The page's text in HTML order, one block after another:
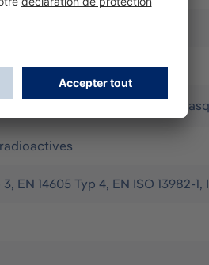
(portés à l'extérieur),
EN 14605 Typ 4, EN ISO 13982-1,